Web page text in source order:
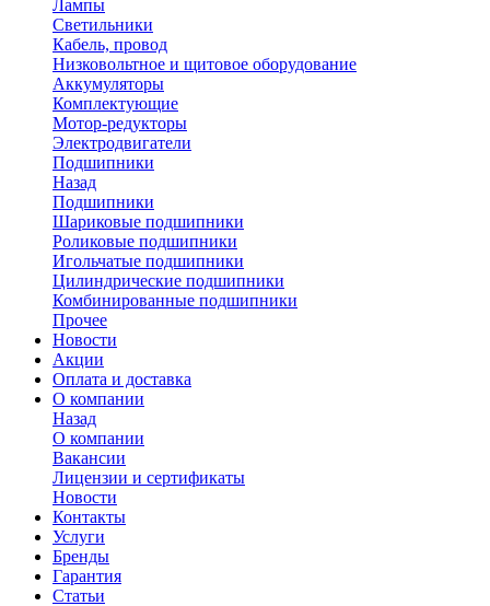
Лампы
Светильники
Кабель, провод
Низковольтное и щитовое оборудование
Аккумуляторы
Комплектующие
Мотор-редукторы
Электродвигатели
Подшипники
Назад
Подшипники
Шариковые подшипники
Роликовые подшипники
Игольчатые подшипники
Цилиндрические подшипники
Комбинированные подшипники
Прочее
Новости
Акции
Оплата и доставка
О компании
Назад
О компании
Вакансии
Лицензии и сертификаты
Новости
Контакты
Услуги
Бренды
Гарантия
Статьи